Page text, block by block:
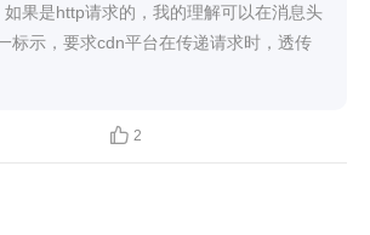
如果是http请求的，我的理解可以在消息头
标示，要求cdn平台在传递请求时，透传
 2